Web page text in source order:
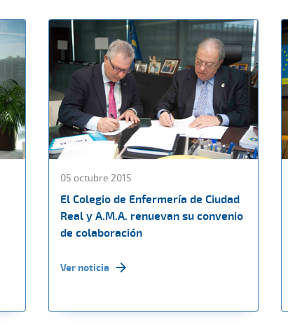
05 octubre 2015
El Colegio de Enfermería de Ciudad
Real y A.M.A. renuevan su convenio
de colaboración
Ver noticia